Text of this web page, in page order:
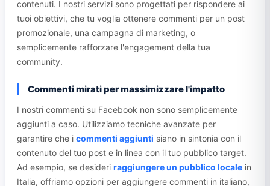
contenuti. I nostri servizi sono progettati per rispondere ai
tuoi obiettivi, che tu voglia ottenere commenti per un post
promozionale, una campagna di marketing, o
semplicemente rafforzare l'engagement della tua
community.
Commenti mirati per massimizzare l'impatto
I nostri commenti su Facebook non sono semplicemente
aggiunti a caso. Utilizziamo tecniche avanzate per
garantire che i commenti aggiunti siano in sintonia con il
contenuto del tuo post e in linea con il tuo pubblico target.
Ad esempio, se desideri raggiungere un pubblico locale in
Italia, offriamo opzioni per aggiungere commenti in italiano,